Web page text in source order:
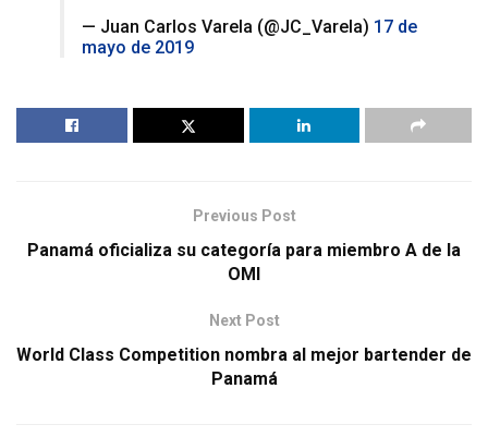
— Juan Carlos Varela (@JC_Varela) 17 de
mayo de 2019
Previous Post
Panamá oficializa su categoría para miembro A de la
OMI
Next Post
World Class Competition nombra al mejor bartender de
Panamá